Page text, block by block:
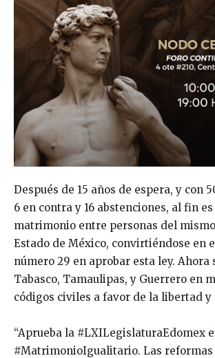
Después de 15 años de espera, y con
6 en contra y 16 abstenciones, al fin
matrimonio entre personas del
Estado de México, convirtiéndose en
número 29 en aprobar esta ley. Ahora
Tabasco, Tamaulipas, y Guerrero en
códigos civiles a favor de la libertad y
“Aprueba la #LXILegislaturaEdomex
#MatrimonioIgualitario. Las reformas